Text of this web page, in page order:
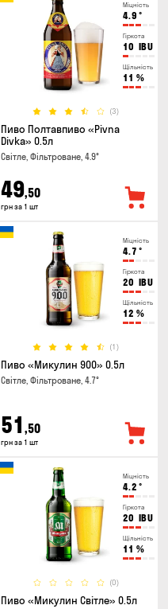
Міцність
4.9 °
Гіркота
10 IBU
Щільність
11 %
(3)
Пиво Полтавпиво «Pivna
Divka» 0.5л
Світле, Фільтроване, 4.9°
49,50
грн за 1 шт
Міцність
4.7 °
Гіркота
20 IBU
Щільність
12 %
(1)
Пиво «Микулин 900» 0.5л
Світле, Фільтроване, 4.7°
51 ,50
грн за 1 шт
Міцність
4.2 °
Гіркота
20 IBU
Щільність
11 %
(0)
Пиво «Микулин Світле» 0.5л